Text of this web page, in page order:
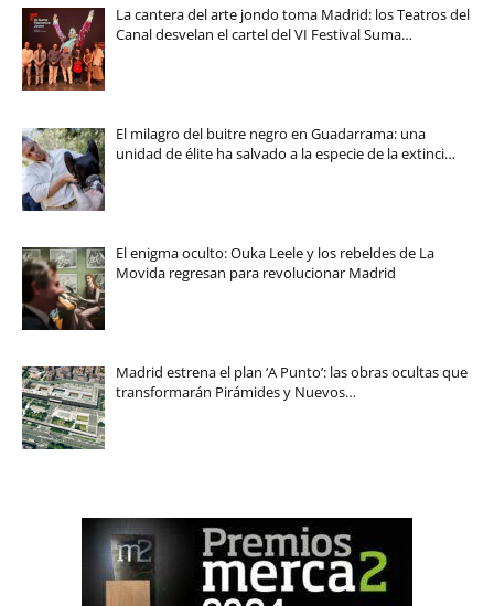
La cantera del arte jondo toma Madrid: los Teatros del
Canal desvelan el cartel del VI Festival Suma…
El milagro del buitre negro en Guadarrama: una
unidad de élite ha salvado a la especie de la extinci…
El enigma oculto: Ouka Leele y los rebeldes de La
Movida regresan para revolucionar Madrid
Madrid estrena el plan ‘A Punto’: las obras ocultas que
transformarán Pirámides y Nuevos…